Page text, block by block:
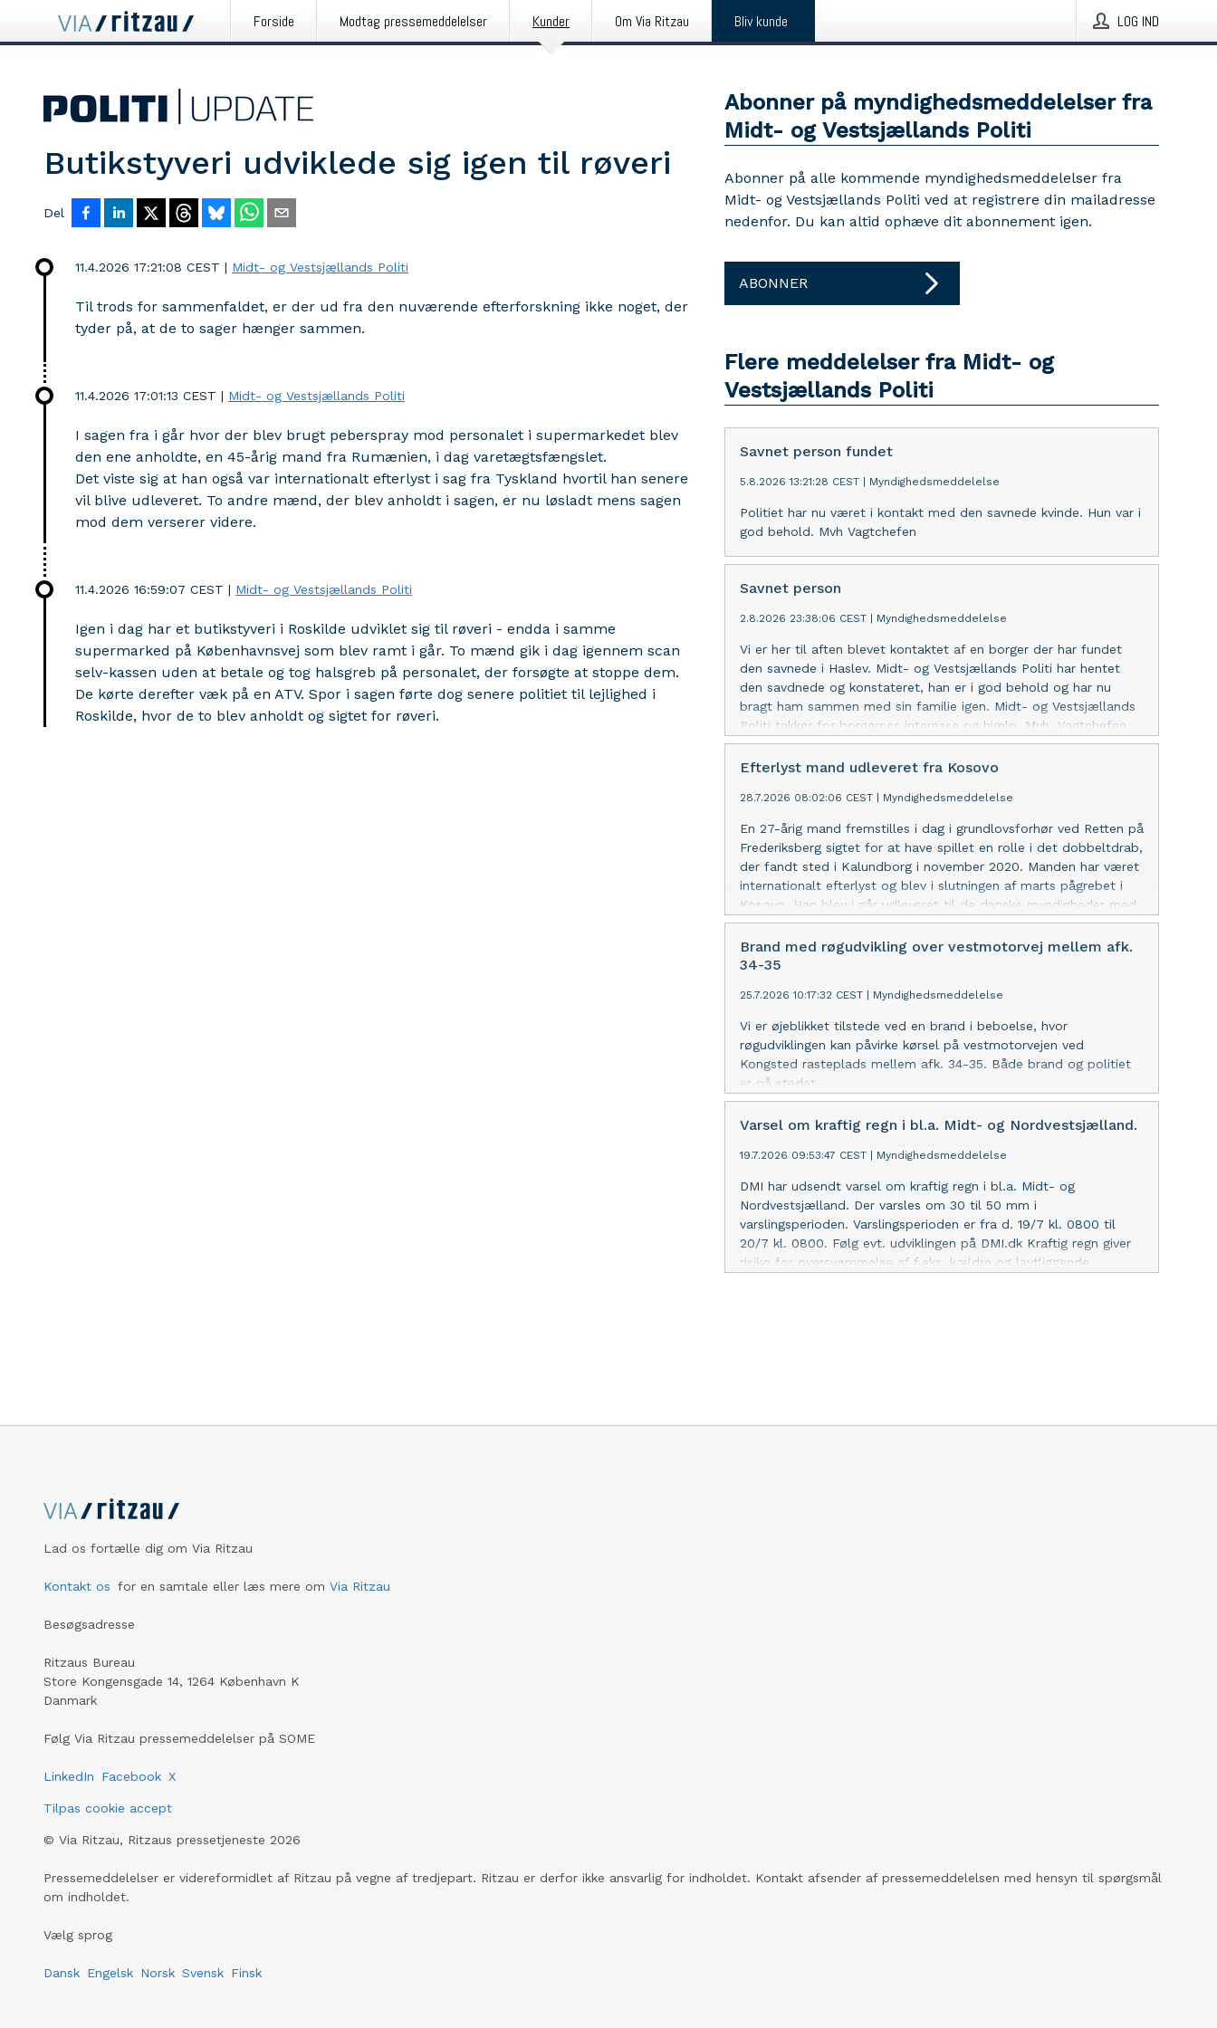
Forside Modtag pressemeddelelser Kunder Om Via Ritzau Bliv kunde LOG IND
Butikstyveri udviklede sig igen til røveri
Del
11.4.2026 17:21:08 CEST | Midt- og Vestsjællands Politi
Til trods for sammenfaldet, er der ud fra den nuværende efterforskning ikke noget, der
tyder på, at de to sager hænger sammen.
11.4.2026 17:01:13 CEST | Midt- og Vestsjællands Politi
I sagen fra i går hvor der blev brugt peberspray mod personalet i supermarkedet blev
den ene anholdte, en 45-årig mand fra Rumænien, i dag varetægtsfængslet.
Det viste sig at han også var internationalt efterlyst i sag fra Tyskland hvortil han senere
vil blive udleveret. To andre mænd, der blev anholdt i sagen, er nu løsladt mens sagen
mod dem verserer videre.
11.4.2026 16:59:07 CEST | Midt- og Vestsjællands Politi
Igen i dag har et butikstyveri i Roskilde udviklet sig til røveri - endda i samme
supermarked på Københavnsvej som blev ramt i går. To mænd gik i dag igennem scan
selv-kassen uden at betale og tog halsgreb på personalet, der forsøgte at stoppe dem.
De kørte derefter væk på en ATV. Spor i sagen førte dog senere politiet til lejlighed i
Roskilde, hvor de to blev anholdt og sigtet for røveri.
Abonner på myndighedsmeddelelser fra
Midt- og Vestsjællands Politi
Abonner på alle kommende myndighedsmeddelelser fra
Midt- og Vestsjællands Politi ved at registrere din mailadresse
nedenfor. Du kan altid ophæve dit abonnement igen.
ABONNER
Flere meddelelser fra Midt- og
Vestsjællands Politi
Savnet person fundet
5.8.2026 13:21:28 CEST Myndighedsmeddelelse
Politiet har nu været i kontakt med den savnede kvinde. Hun var i
god behold. Mvh Vagtchefen
Savnet person
2.8.2026 23:38:06 CEST Myndighedsmeddelelse
Vi er her til aften blevet kontaktet af en borger der har fundet
den savnede i Haslev. Midt- og Vestsjællands Politi har hentet
den savdnede og konstateret, han er i god behold og har nu
bragt ham sammen med sin familie igen. Midt- og Vestsjællands
Politi takker for borgernes interesse og hjælp. Mvh. Vagtchefen.
Efterlyst mand udleveret fra Kosovo
28.7.2026 08:02:06 CEST Myndighedsmeddelelse
En 27-årig mand fremstilles i dag i grundlovsforhør ved Retten på
Frederiksberg sigtet for at have spillet en rolle i det dobbeltdrab,
der fandt sted i Kalundborg i november 2020. Manden har været
internationalt efterlyst og blev i slutningen af marts pågrebet i
Kosovo. Han blev i går udleveret til de danske myndigheder med
hjælp fra NSK. For yderligere om dagens grundlovsforhør
henvises der til pressemeddelelse udsendt af Københavns Politi.
Brand med røgudvikling over vestmotorvej mellem afk.
34-35
25.7.2026 10:17:32 CEST Myndighedsmeddelelse
Vi er øjeblikket tilstede ved en brand i beboelse, hvor
røgudviklingen kan påvirke kørsel på vestmotorvejen ved
Kongsted rasteplads mellem afk. 34-35. Både brand og politiet
er på stedet.
Varsel om kraftig regn i bl.a. Midt- og Nordvestsjælland.
19.7.2026 09:53:47 CEST Myndighedsmeddelelse
DMI har udsendt varsel om kraftig regn i bl.a. Midt- og
Nordvestsjælland. Der varsles om 30 til 50 mm i
varslingsperioden. Varslingsperioden er fra d. 19/7 kl. 0800 til
20/7 kl. 0800. Følg evt. udviklingen på DMI.dk Kraftig regn giver
risiko for oversvømmelse af f.eks. kældre og lavtliggende
Lad os fortælle dig om Via Ritzau
Kontakt os for en samtale eller læs mere om Via Ritzau
Besøgsadresse
Ritzaus Bureau
Store Kongensgade 14, 1264 København K
Danmark
Følg Via Ritzau pressemeddelelser på SOME
LinkedIn Facebook X
Tilpas cookie accept
© Via Ritzau, Ritzaus pressetjeneste 2026
Pressemeddelelser er videreformidlet af Ritzau på vegne af tredjepart. Ritzau er derfor ikke ansvarlig for indholdet. Kontakt afsender af pressemeddelelsen med hensyn til spørgsmål
om indholdet.
Vælg sprog
Dansk Engelsk Norsk Svensk Finsk